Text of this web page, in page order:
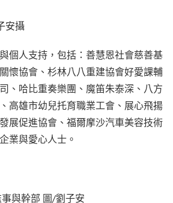
安攝
個人支持，包括：善慧恩社會慈善基
懷協會、杉林八八重建協會好愛課輔
、哈比重奏樂團、魔笛朱泰深、八方
高雄市幼兒托育職業工會、展心飛揚
展促進協會、福爾摩沙汽車美容技術
業與愛心人士。